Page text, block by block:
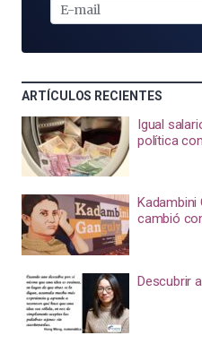
MAIL
ARTÍCULOS RECIENTES
Igual
política
Kadambini
cambió
Descubrir